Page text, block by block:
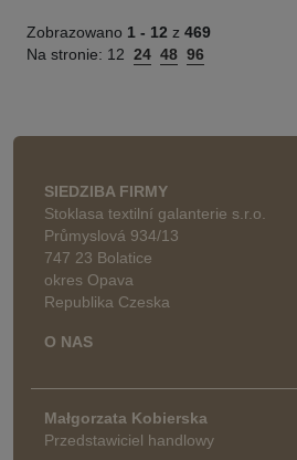
Zobrazowano 1 - 12 z 469
Na stronie: 12 24 48 96
SIEDZIBA FIRMY
Stoklasa textilní galanterie s.r.o.
Průmyslová 934/13
747 23 Bolatice
okres Opava
Republika Czeska
O NAS
Małgorzata Kobierska
Przedstawiciel handlowy